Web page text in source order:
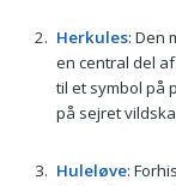
Herkules: Den
en central del
til et symbol på
på sejret
Huleløve: